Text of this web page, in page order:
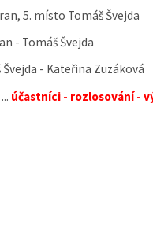
5. místo Tomáš Švejda
- Tomáš Švejda
- Kateřina Zuzáková
... účastníci - rozlosování -